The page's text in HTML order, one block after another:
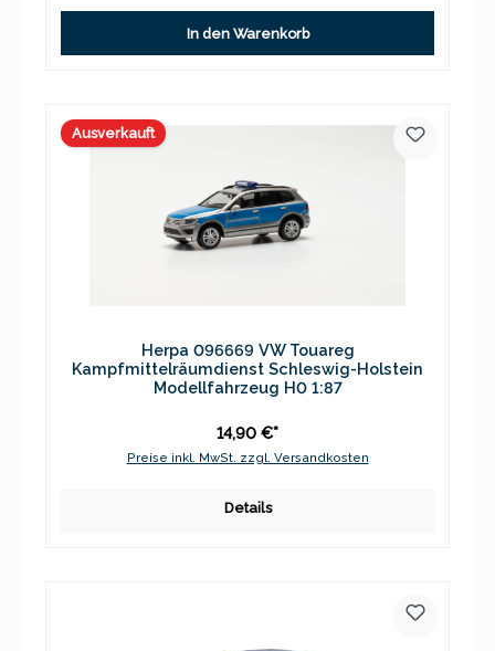
In den Warenkorb
Ausverkauft
Herpa 096669 VW Touareg
Kampfmittelräumdienst Schleswig-Holstein
Modellfahrzeug H0 1:87
14,90 €*
Preise inkl. MwSt. zzgl. Versandkosten
Details